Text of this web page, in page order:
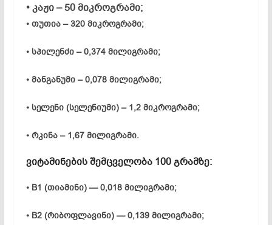
• კაჟი – 50 მიკროგრამი;
• თუთია – 320 მიკროგრამი;
• სპილენძი – 0,374 მილიგრამი;
• მანგანუმი – 0,078 მილიგრამი;
• სელენი (სელენიუმი) – 1,2 მიკროგრამი;
• რკინა – 1,67 მილიგრამი.
ვიტამინების შემცველობა 100 გრამზე:
• B1 (თიამინი) — 0,018 მილიგრამი;
• B2 (რიბოფლავინი) — 0,139 მილიგრამი;